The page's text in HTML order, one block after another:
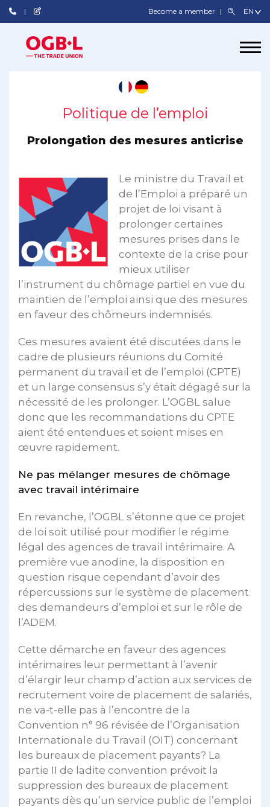
Become a member
Politique de l’emploi
Prolongation des mesures anticrise
Le ministre du Travail et
de l’Emploi a préparé un
projet de loi visant à
prolonger certaines
mesures prises dans le
contexte de la crise pour
mieux utiliser
l’instrument du chômage partiel en vue du
maintien de l’emploi ainsi que des mesures
en faveur des chômeurs indemnisés.
Ces mesures avaient été discutées dans le
cadre de plusieurs réunions du Comité
permanent du travail et de l’emploi (CPTE)
et un large consensus s’y était dégagé sur la
nécessité de les prolonger. L’OGBL salue
donc que les recommandations du CPTE
aient été entendues et soient mises en
œuvre rapidement.
Ne pas mélanger mesures de chômage
avec travail intérimaire
En revanche, l’OGBL s’étonne que ce projet
de loi soit utilisé pour modifier le régime
légal des agences de travail intérimaire. A
première vue anodine, la disposition en
question risque cependant d’avoir des
répercussions sur le système de placement
des demandeurs d’emploi et sur le rôle de
l’ADEM.
Cette démarche en faveur des agences
intérimaires leur permettant à l’avenir
d’élargir leur champ d’action aux services de
recrutement voire de placement de salariés,
ne va-t-elle pas à l’encontre de la
Convention n° 96 révisée de l’Organisation
Internationale du Travail (OIT) concernant
les bureaux de placement payants? La
partie II de ladite convention prévoit la
suppression des bureaux de placement
payants dès qu’un service public de l’emploi